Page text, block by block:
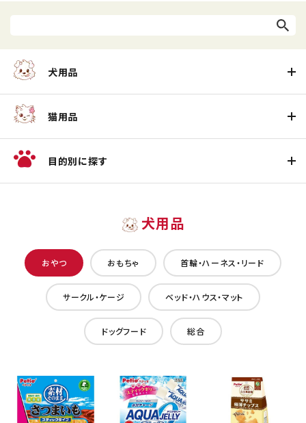
犬用品
猫用品
目的別に探す
犬用品
おやつ おもちゃ 首輪・ハーネス・リード
サークル・ケージ ベッド・ハウス・マット
ドッグフード 総合